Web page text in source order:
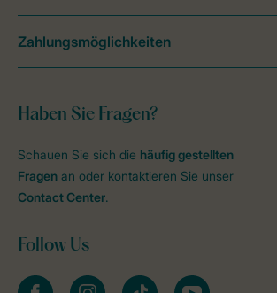
Haben Sie Fragen?
Schauen Sie sich die häufig gestellten
Fragen an oder kontaktieren Sie unser
Contact Center.
Follow Us
facebookinstagramtiktok youtube
Zahlungsmöglichkeiten